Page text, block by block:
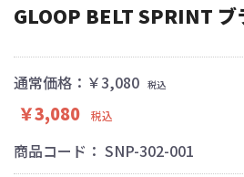
GLOOP BELT SPRINT
通常価格：￥3,080 税込
￥3,080 税込
商品コード： SNP-302-001